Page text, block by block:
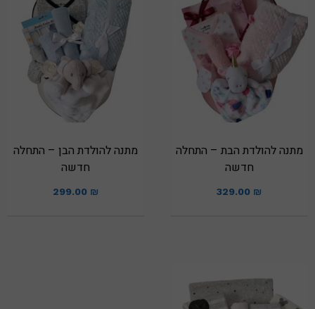
מתנה להולדת הבת – התחלה
חדשה
329.00 ₪
מתנה להולדת הבן – התחלה
חדשה
299.00 ₪